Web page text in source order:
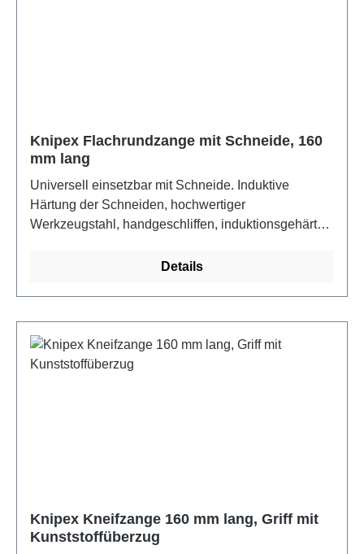
Knipex Flachrundzange mit Schneide, 160
mm lang
Universell einsetzbar mit Schneide. Induktive
Härtung der Schneiden, hochwertiger
Werkzeugstahl, handgeschliffen, induktionsgehärtet.
Details
Knipex Kneifzange 160 mm lang, Griff mit
Kunststoffüberzug